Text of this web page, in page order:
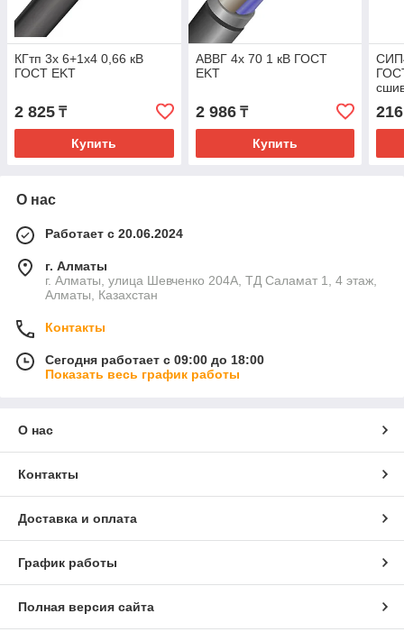
КГтп 3х 6+1х4 0,66 кВ
ГОСТ EKT
2 825 ₸
Купить
АВВГ 4х 70 1 кВ ГОСТ
EKT
2 986₸
Купить
216
О нас
Работает с 20.06.2024
г. Алматы
г. Алматы, улица Шевченко 204А, ТД Саламат 1, 4 этаж,
Алматы, Казахстан
Контакты
Сегодня работает с 09:00 до 18:00
Показать весь график работы
О нас
Контакты
Доставка и оплата
График работы
Полная версия сайта